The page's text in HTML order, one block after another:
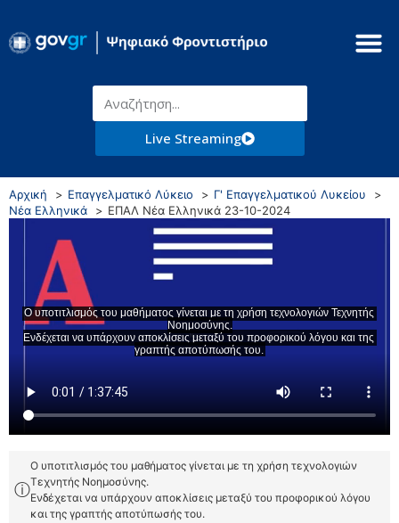
Live Streaming
Αρχική Επαγγελματικό Λύκειο
Γ' Επαγγελματικού Λυκείου
Νέα Ελληνικά
ΕΠΑΛ Νέα Ελληνικά 23-10-2024
ⓘ
Ο υποτιτλισμός του μαθήματος γίνεται με τη χρήση τεχνολογιών
Τεχνητής Νοημοσύνης.
Ενδέχεται να υπάρχουν αποκλίσεις μεταξύ του προφορικού λόγου
και της γραπτής αποτύπωσής του.